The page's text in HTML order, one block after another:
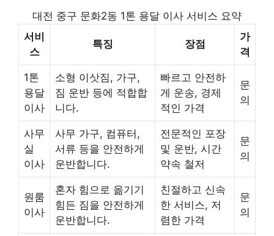
대전 중구 문화2동 1톤 용달 이사 서비스 요약
서비
스
특징 장점
가
격
1톤
용달
이사
소형 이삿짐, 가구,
짐 운반 등에 적합합
니다.
빠르고 안전하
게 운송, 경제
적인 가격
문
의
사무
실
이사
사무 가구, 컴퓨터,
서류 등을 안전하게
운반합니다.
전문적인 포장
및 운반, 시간
약속 철저
문
의
원룸
이사
혼자 힘으로 옮기기
힘든 짐을 안전하게
운반합니다.
친절하고 신속
한 서비스, 저
렴한 가격
문
의